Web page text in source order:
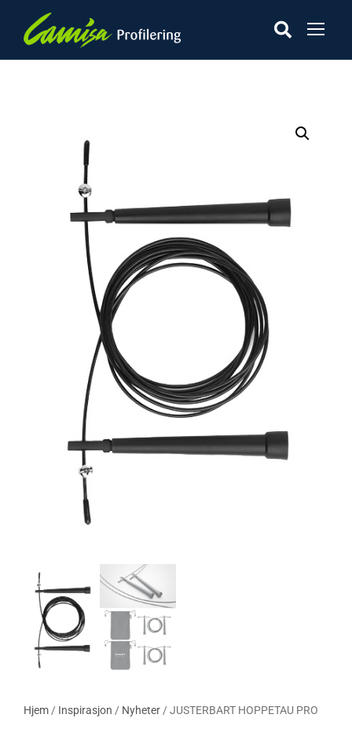
Hjem/ Inspirasjon / Nyheter/ JUSTERBART HOPPETAU PRO